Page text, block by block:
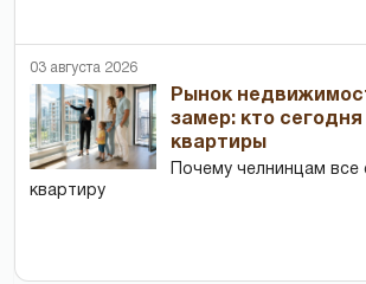
03 августа 2026
Рынок
замер: кто сегодня
квартиры
Почему челнинцам все
квартиру